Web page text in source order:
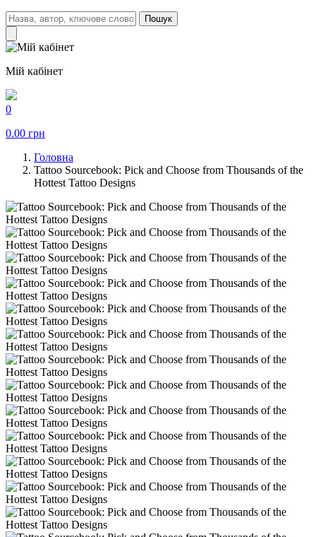
Пошук
Мій кабінет
0
0.00 грн
Головна
Tattoo Sourcebook: Pick and Choose from Thousands of the
Hottest Tattoo Designs